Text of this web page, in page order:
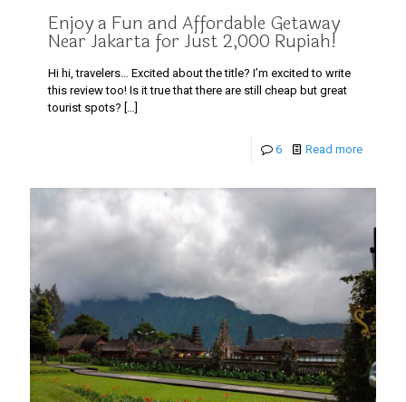
Enjoy a Fun and Affordable Getaway
Near Jakarta for Just 2,000 Rupiah!
Hi hi, travelers… Excited about the title? I’m excited to write
this review too! Is it true that there are still cheap but great
tourist spots?
6 Read more